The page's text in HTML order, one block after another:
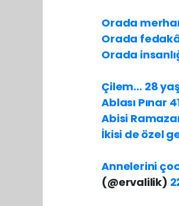
Orada
Orada
Orada
Çilem… 28
Ablası Pınar
Abisi
İkisi de özel
Annelerini
(@ervalilik)